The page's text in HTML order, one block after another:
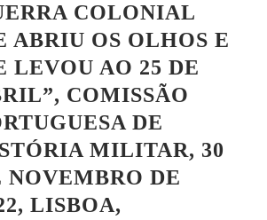
COLONIAL
ABRIU OS OLHOS E
LEVOU AO 25 DE
COMISSÃO
DE
MILITAR, 30
NOVEMBRO DE
LISBOA,